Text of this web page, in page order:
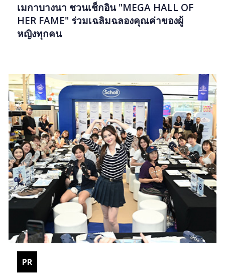
เมกาบางนา ชวนเช็กอิน "MEGA HALL OF
HER FAME" ร่วมเฉลิมฉลองคุณค่าของผู้
หญิงทุกคน
PR